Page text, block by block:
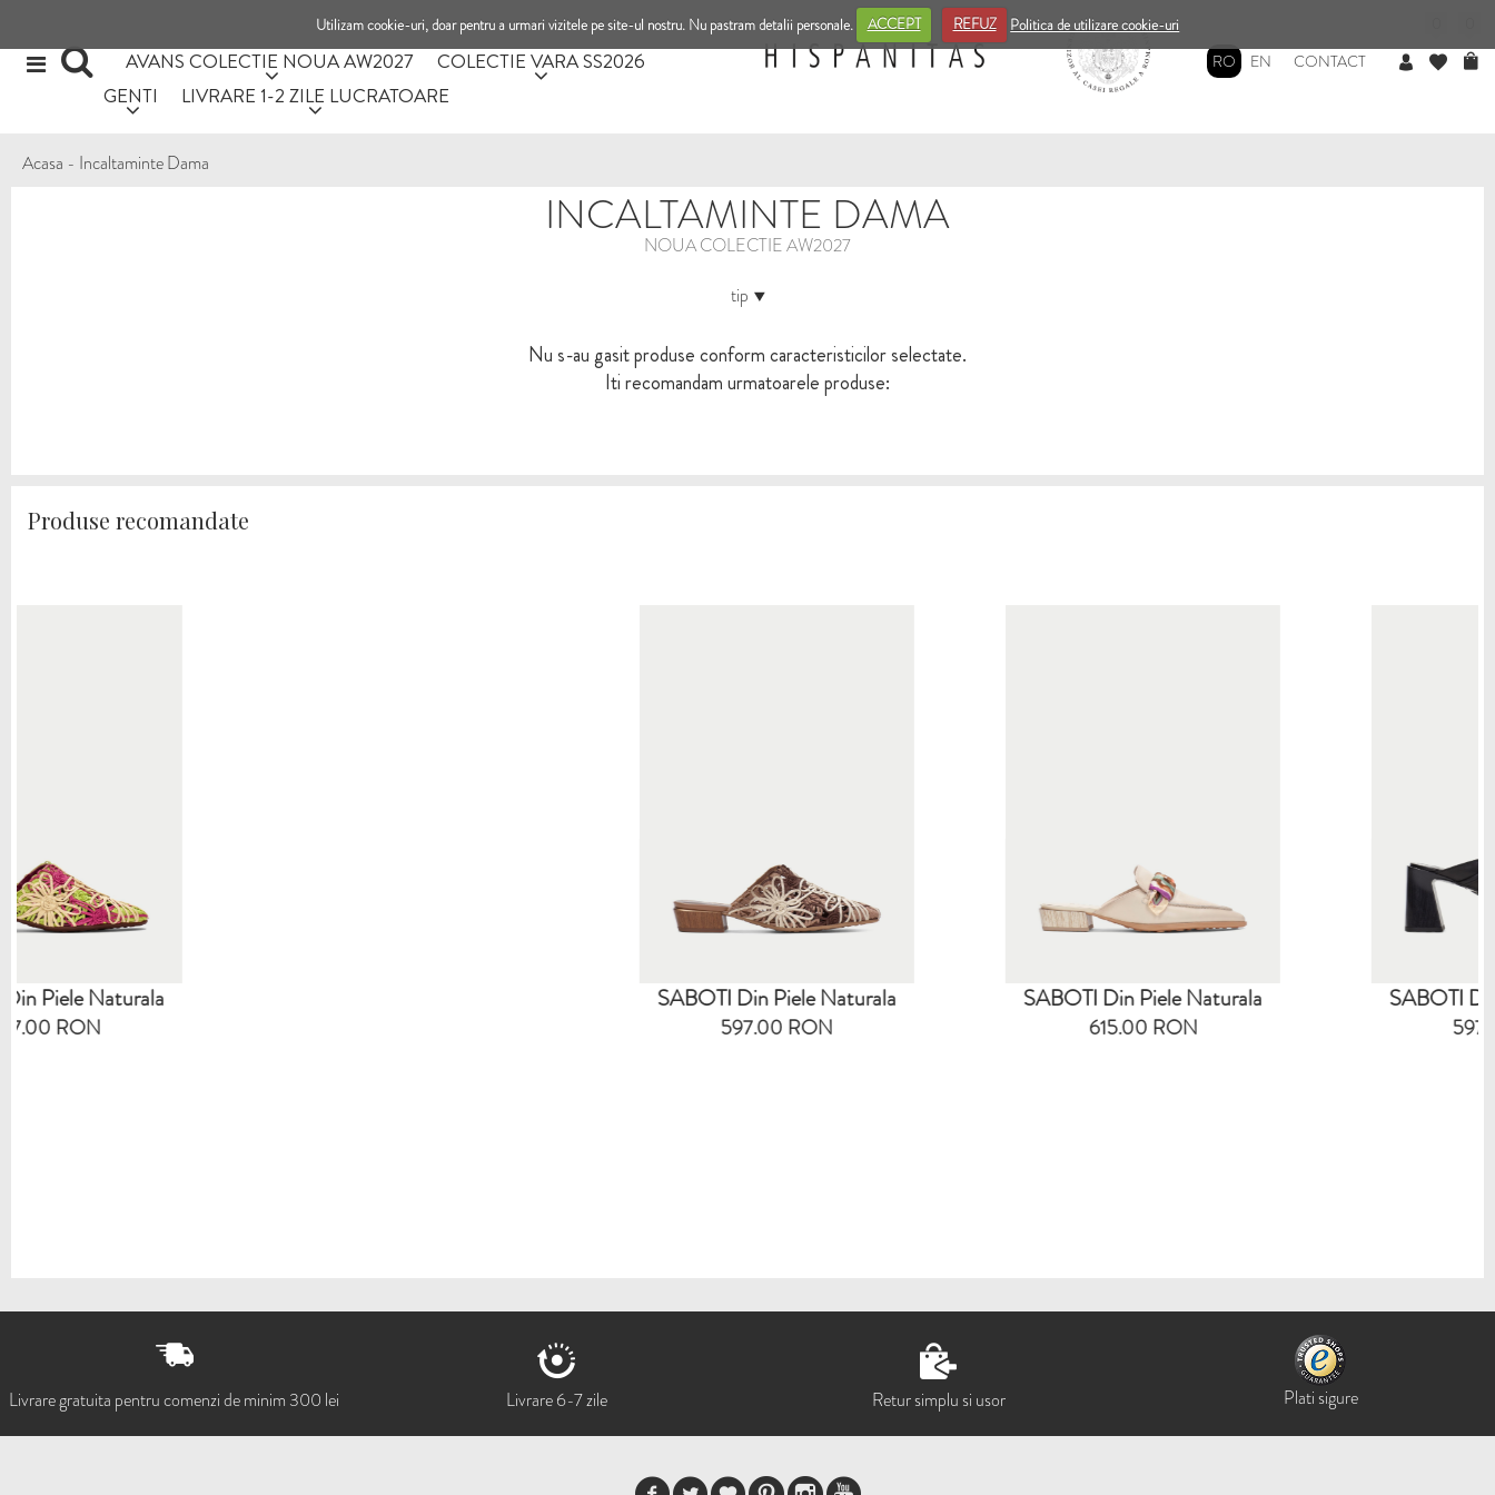
Utilizam cookie-uri, doar pentru a urmari vizitele pe site-ul nostru. Nu pastram detalii personale. ACCEPT REFUZ Politica de utilizare cookie-uri
AVANS COLECTIE NOUA AW2027
COLECTIE VARA SS2026
GENTI
LIVRARE 1-2 ZILE LUCRATOARE
RO EN CONTACT
Acasa - Incaltaminte Dama
INCALTAMINTE DAMA
NOUA COLECTIE AW2027
tip
Nu s-au gasit produse conform caracteristicilor selectate.
Iti recomandam urmatoarele produse:
Produse recomandate
SABOTI Din Piele Naturala SABOTI Din Piele Naturala SABOTI Din Piele Naturala
Livrare gratuita pentru comenzi de minim 300 lei Livrare 6-7 zile Retur simplu si usor Plati sigure